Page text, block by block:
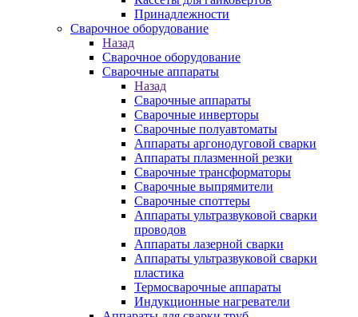
Принадлежности
Сварочное оборудование
Назад
Сварочное оборудование
Сварочные аппараты
Назад
Сварочные аппараты
Сварочные инверторы
Сварочные полуавтоматы
Аппараты аргонодуговой сварки
Аппараты плазменной резки
Сварочные трансформаторы
Сварочные выпрямители
Сварочные споттеры
Аппараты ультразвуковой сварки
проводов
Аппараты лазерной сварки
Аппараты ультразвуковой сварки
пластика
Термосварочные аппараты
Индукционные нагреватели